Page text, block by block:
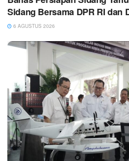
Sidang Bersama DPR RI dan
6 AGUSTUS 2026